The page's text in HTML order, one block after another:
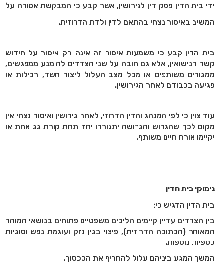
ידי בית הדין פסק דין לגירושין, אשר קבע כי המבקשת אסורה על
המשיב באיסור נצחי בהתאם לדין ולדת הדרוזית.
בית הדין קבע כי משמעות איסור זה אינה רק איסור על חידוש
קשר הנישואין, אלא גם חובה על שני הצדדים להימנע ממפגשים,
ממגורים משותפים או מכל מצב העלול ליצור חשד, רכילות או
פגיעה בכבודם לאחר הגירושין.
עוד צוין כי לפי המנהג והדין הדרוזי, לאחר גירושין ואיסור נצחי אין
מקום לכך שהגרוש והגרושה יתגוררו יחד תחת קורת גג אחת או
יקיימו אורח חיים משותף.
נימוקי בית הדין
בית הדין הדגיש כי:
בין הצדדים עדיין קיימים הליכים משפטיים פתוחים בנושאי המוהר
המאוחר (הכתובה הדרוזית), פיצוי בגין נזק ועוגמת נפש וסוגיות
כספיות נוספות.
המשך המגע ביניהם עלול להחריף את הסכסוך.